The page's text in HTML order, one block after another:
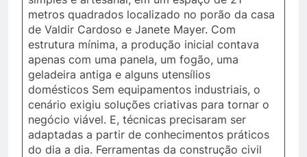
metros quadrados localizado no porão da casa
de Valdir Cardoso e Janete Mayer. Com
estrutura mínima, a produção inicial contava
apenas com uma panela, um fogão, uma
geladeira antiga e alguns utensílios
domésticos Sem equipamentos industriais, o
cenário exigiu soluções criativas para tornar o
negócio viável. E, técnicas precisaram ser
adaptadas a partir de conhecimentos práticos
do dia a dia. Ferramentas da construção civil